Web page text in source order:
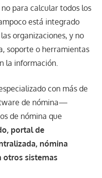
para calcular todos los
está integrado
organizaciones, y no
soporte o herramientas
la información.
con más de
de nómina—
de nómina que
portal de
nómina
otros sistemas